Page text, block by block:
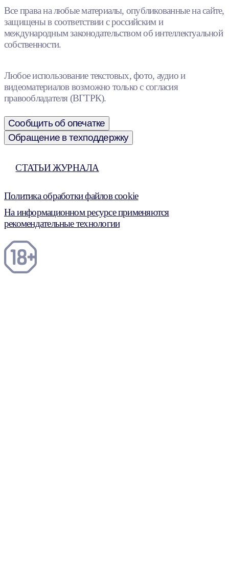
Все права на любые материалы, опубликованные на сайте,
защищены в соответствии с российским и
международным законодательством об интеллектуальной
собственности.
Любое использование текстовых, фото, аудио и
видеоматериалов возможно только с согласия
правообладателя (ВГТРК).
Сообщить об опечатке
Обращение в техподдержку
СТАТЬИ ЖУРНАЛА
Политика обработки файлов cookie
На информационном ресурсе применяются
рекомендательные технологии